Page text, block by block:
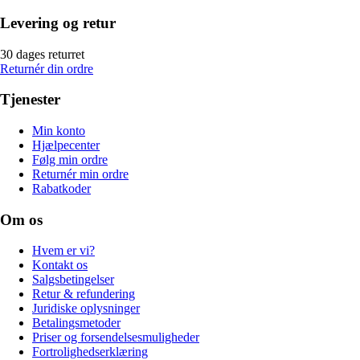
Levering og retur
30 dages returret
Returnér din ordre
Tjenester
Min konto
Hjælpecenter
Følg min ordre
Returnér min ordre
Rabatkoder
Om os
Hvem er vi?
Kontakt os
Salgsbetingelser
Retur & refundering
Juridiske oplysninger
Betalingsmetoder
Priser og forsendelsesmuligheder
Fortrolighedserklæring